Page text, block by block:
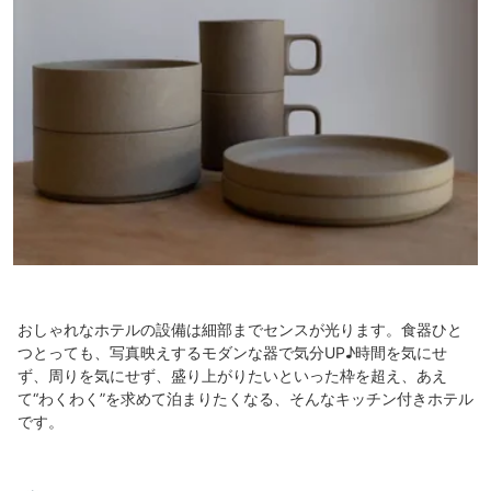
おしゃれなホテルの設備は細部までセンスが光ります。食器ひと
つとっても、写真映えするモダンな器で気分UP♪時間を気にせ
ず、周りを気にせず、盛り上がりたいといった枠を超え、あえ
て“わくわく”を求めて泊まりたくなる、そんなキッチン付きホテル
です。